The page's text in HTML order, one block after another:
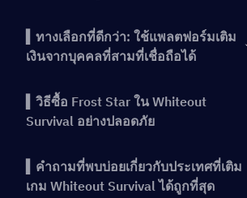
▍ทางเลือกที่ดีกว่า: ใช้แพลตฟอร์มเติม
เงินจากบุคคลที่สามที่เชื่อถือได้
▍วิธีซื้อ Frost Star ใน Whiteout
Survival อย่างปลอดภัย
▍คำถามที่พบบ่อยเกี่ยวกับประเทศที่เติม
เกม Whiteout Survival ได้ถูกที่สุด